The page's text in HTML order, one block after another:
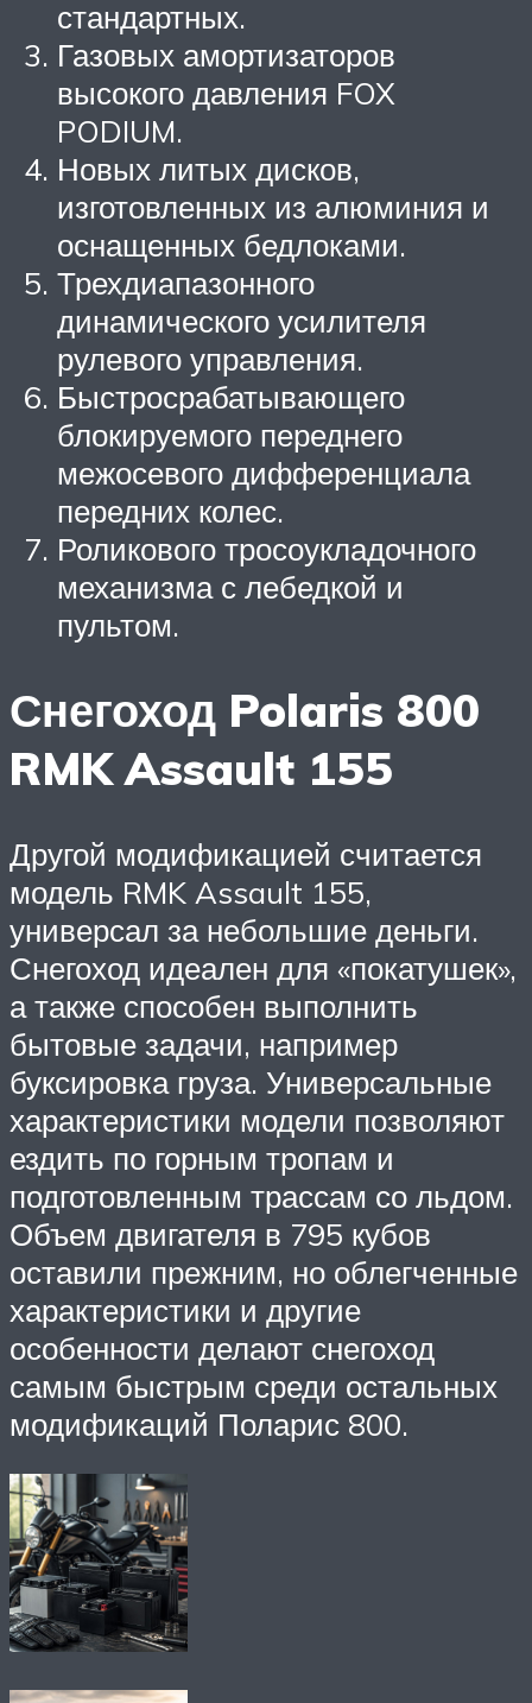
стандартных.
Газовых амортизаторов
высокого давления FOX
PODIUM.
Новых литых дисков,
изготовленных из алюминия и
оснащенных бедлоками.
Трехдиапазонного
динамического усилителя
рулевого управления.
Быстросрабатывающего
блокируемого переднего
межосевого дифференциала
передних колес.
Роликового тросоукладочного
механизма с лебедкой и
пультом.
Снегоход Polaris 800
RMK Assault 155
Другой модификацией считается
модель RMK Assault 155,
универсал за небольшие деньги.
Снегоход идеален для «покатушек»,
а также способен выполнить
бытовые задачи, например
буксировка груза. Универсальные
характеристики модели позволяют
ездить по горным тропам и
подготовленным трассам со льдом.
Объем двигателя в 795 кубов
оставили прежним, но облегченные
характеристики и другие
особенности делают снегоход
самым быстрым среди остальных
модификаций Поларис 800.